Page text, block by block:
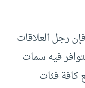
رجل العلاقات
فيه سمات
كافة فئات